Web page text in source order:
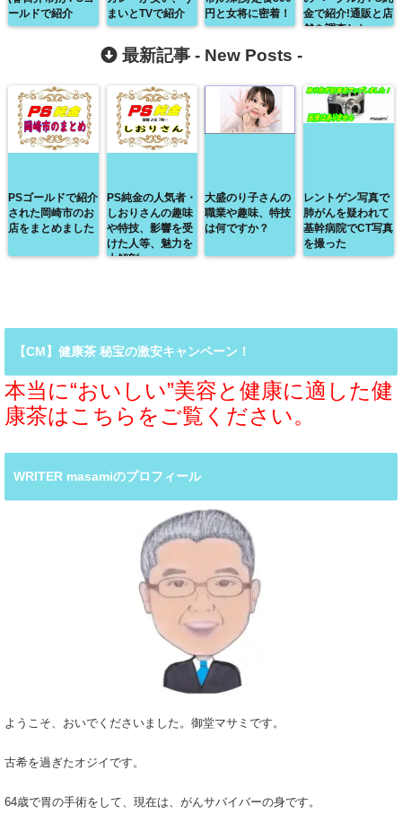
ールドで紹介
まいとTVで紹介
円と女将に密着！
金で紹介!通販と店
舗を調査した
最新記事 - New Posts -
PSゴールドで紹介
された岡崎市のお
店をまとめました
PS純金の人気者・
しおりさんの趣味
や特技、影響を受
けた人等、魅力を
大解剖
大盛のり子さんの
職業や趣味、特技
は何ですか？
レントゲン写真で
肺がんを疑われて
基幹病院でCT写真
を撮った
【CM】健康茶 秘宝の激安キャンペーン！
本当に“おいしい”美容と健康に適した健
康茶はこちらをご覧ください。
WRITER masamiのプロフィール
ようこそ、おいでくださいました。御堂マサミです。
古希を過ぎたオジイです。
64歳で胃の手術をして、現在は、がんサバイバーの身です。